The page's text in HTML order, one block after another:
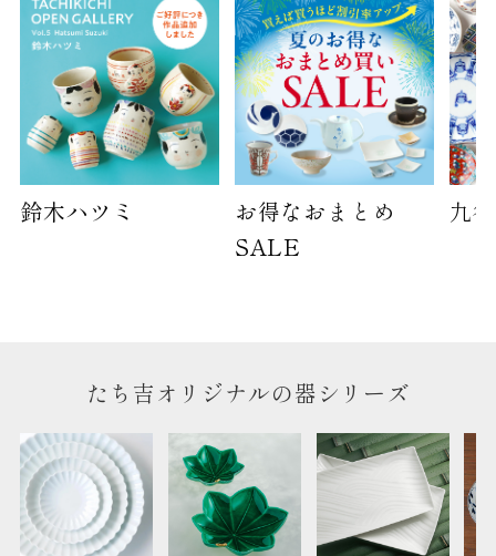
鈴木ハツミ
お得なおまとめ
SALE
九
たち吉オリジナルの器シリーズ